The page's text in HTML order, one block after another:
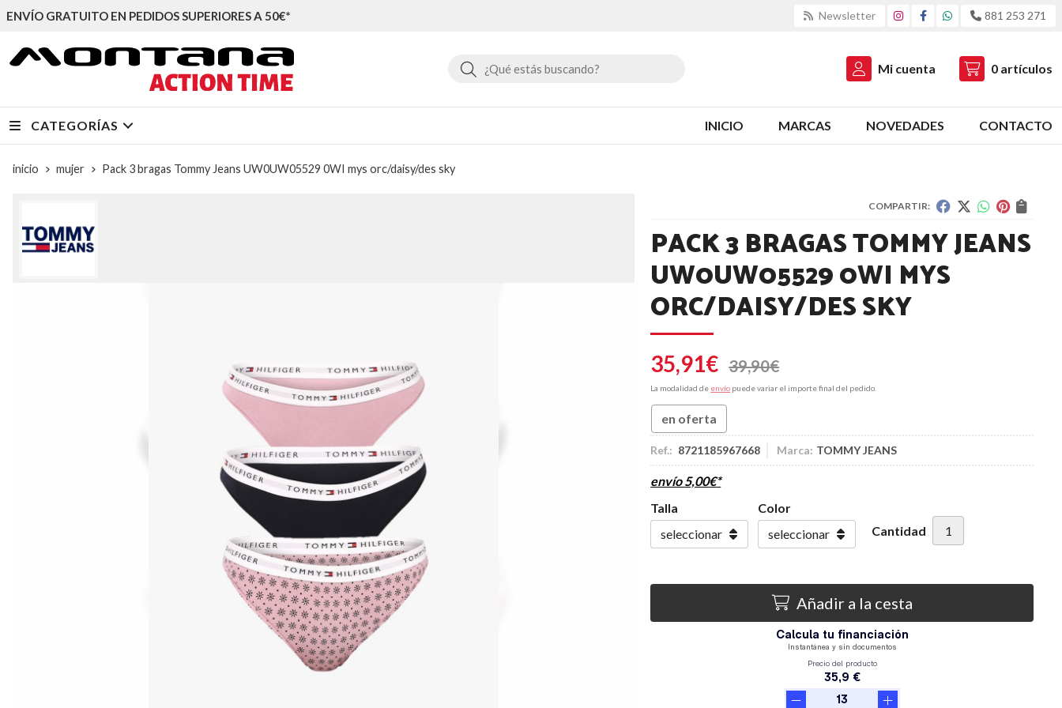
ENVÍO GRATUITO EN PEDIDOS SUPERIORES A 50€* Newsletter 881 253 271
Buscar Mi cuenta 0 artículos
CATEGORÍAS INICIO MARCAS NOVEDADES CONTACTO
inicio mujer Pack 3 bragas Tommy Jeans UW0UW05529 0WI mys orc/daisy/des sky
COMPARTIR:
PACK 3 BRAGAS TOMMY JEANS
UW0UW05529 0WI MYS
ORC/DAISY/DES SKY
35,91€ 39,90€
La modalidad de envío puede variar el importe final del pedido.
en oferta
Ref.: 8721185967668 Marca: TOMMY JEANS
envío5,00€*
Talla
Color
Cantidad
Añadir a la cesta